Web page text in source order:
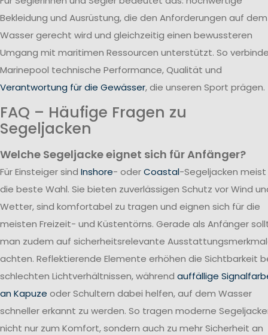
Bekleidung und Ausrüstung, die den Anforderungen auf dem
Wasser gerecht wird und gleichzeitig einen bewussteren
Umgang mit maritimen Ressourcen unterstützt. So
Marinepool technische Performance, Qualität und
Verantwortung für die Gewässer, die unseren Sport prägen.
FAQ – Häufige Fragen zu
Segeljacken
Welche Segeljacke eignet sich für Anfänger?
Für Einsteiger sind Inshore- oderCoastal-Segeljacken meist
die beste Wahl. Sie bieten zuverlässigen Schutz vor Wind
Wetter, sind komfortabel zu tragen und eignen sich für die
meisten Freizeit- und Küstentörns. Gerade als Anfänger
man zudem auf sicherheitsrelevante
achten. Reflektierende Elemente erhöhen die Sichtbarkeit
schlechten Lichtverhältnissen, während auffällige
an Kapuze oder Schultern dabei helfen, auf dem Wasser
schneller erkannt zu werden. So tragen moderne
nicht nur zum Komfort, sondern auch zu mehr Sicherheit an